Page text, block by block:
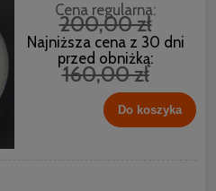
Cena regularna:
200,00 zł
Najniższa cena z 30 dni
przed obniżką:
160,00 zł
Do koszyka